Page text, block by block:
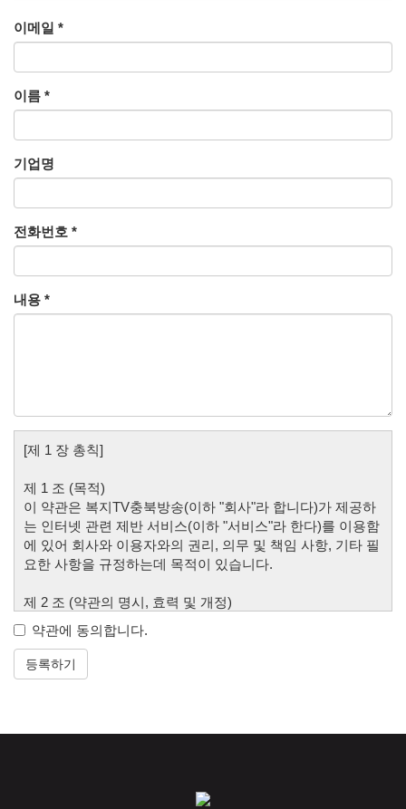
이메일 *
이름 *
기업명
전화번호 *
내용 *
[제 1 장 총칙]
제 1 조 (목적)
이 약관은 복지TV충북방송(이하 "회사"라 합니다)가 제공하
는 인터넷 관련 제반 서비스(이하 "서비스"라 한다)를 이용함
에 있어 회사와 이용자와의 권리, 의무 및 책임 사항, 기타 필
요한 사항을 규정하는데 목적이 있습니다.
제 2 조 (약관의 명시, 효력 및 개정)
① 이 약관의 내용은 “회원”이 쉽게 알 수 있도록 서비스 화면
에 게시합니다.
② 회사는 필요하다고 인정되는 경우 본 약관을 변경할 수 있
으며, 회사가 약관을 변경할 경우에는 적용일자 및 변경사유
에는 로그인시 동의화면, E-mail, SMS 등으로 회원에게 개별
함으로써 개별 통지 한 것으로 간주합니다.
약관에 동의합니다.
등록하기